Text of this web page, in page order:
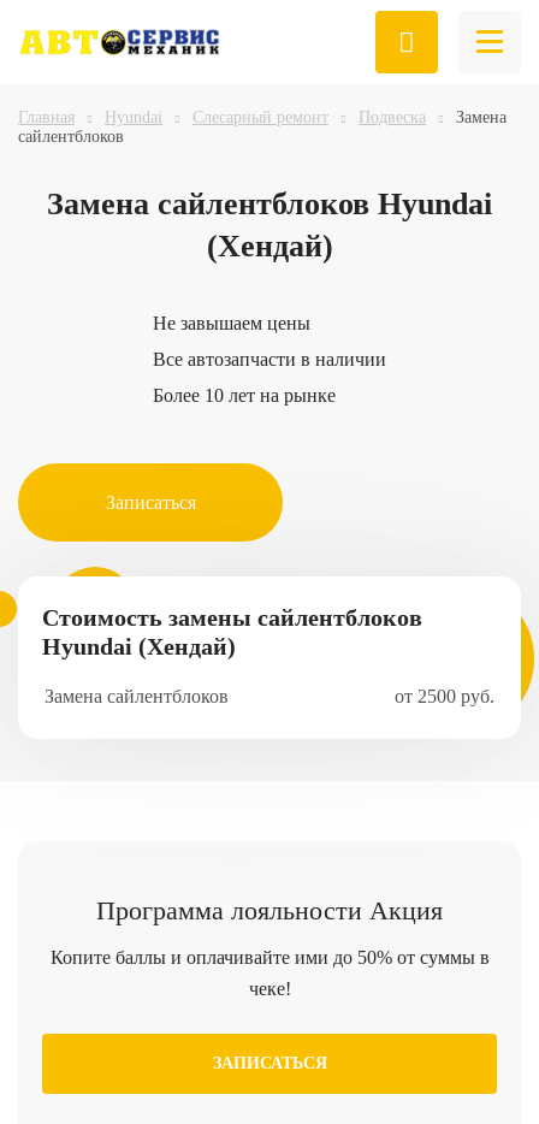
Главная Hyundai Слесарный ремонт Подвеска
Замена
сайлентблоков
Замена сайлентблоков Hyundai
(Хендай)
Не завышаем цены
Все автозапчасти в наличии
Более 10 лет на рынке
Записаться
Стоимость замены сайлентблоков
Hyundai (Хендай)
Замена сайлентблоков от 2500 руб.
Программа лояльности Акция
Копите баллы и оплачивайте ими до 50% от суммы в
чеке!
ЗАПИСАТЬСЯ